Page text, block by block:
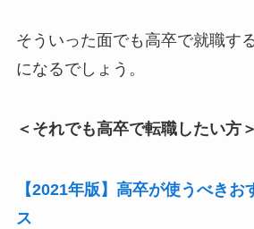
そういった面でも高卒で就職す
になるでしょう。
＜それでも高卒で転職したい方＞
【2021年版】高卒が使うべき
ス